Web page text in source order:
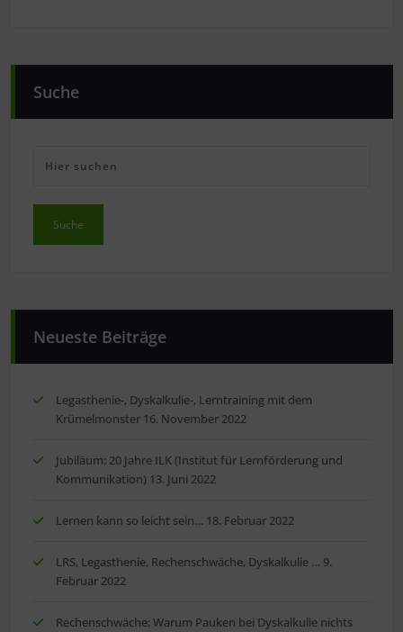
Suche
Neueste Beiträge
Legasthenie-, Dyskalkulie-, Lerntraining mit dem
Krümelmonster 16. November 2022
Jubiläum: 20 Jahre ILK (Institut für Lernförderung und
Kommunikation) 13. Juni 2022
Lernen kann so leicht sein… 18. Februar 2022
LRS, Legasthenie, Rechenschwäche, Dyskalkulie … 9.
Februar 2022
Rechenschwäche: Warum Pauken bei Dyskalkulie nichts